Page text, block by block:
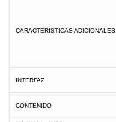
CARACTERISTICAS ADICIONALES
INTERFAZ
CONTENIDO